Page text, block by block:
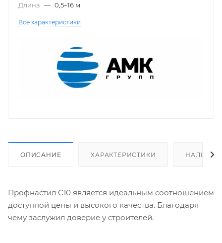
Длина — 0,5–16 м
Все характеристики
ОПИСАНИЕ ХАРАКТЕРИСТИКИ НАЛИЧИЕ
Профнастил С10 является идеальным соотношением
доступной цены и высокого качества. Благодаря
чему заслужил доверие у строителей.